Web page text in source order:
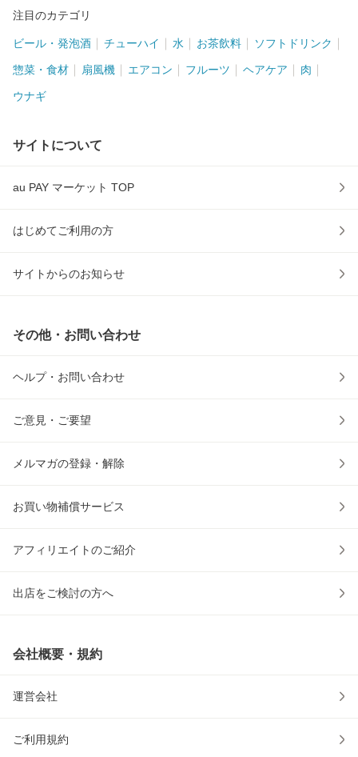
注目のカテゴリ
ビール・発泡酒 チューハイ 水 お茶飲料 ソフトドリンク
惣菜・食材 扇風機 エアコン フルーツ ヘアケア 肉
ウナギ
サイトについて
au PAY マーケット TOP
はじめてご利用の方
サイトからのお知らせ
その他・お問い合わせ
ヘルプ・お問い合わせ
ご意見・ご要望
メルマガの登録・解除
お買い物補償サービス
アフィリエイトのご紹介
出店をご検討の方へ
会社概要・規約
運営会社
ご利用規約